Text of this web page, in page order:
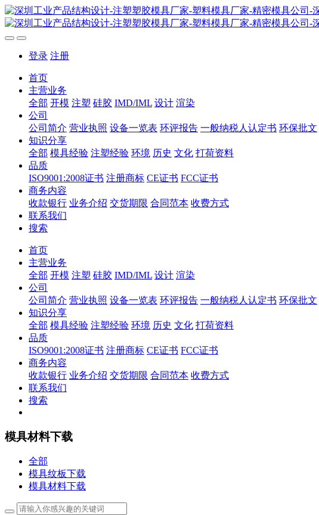
登录 注册
首页
主营业务
全部 开模 注塑 硅胶 IMD/IML 设计 渲染
公司
公司简介 营业执照 设备一览表 环评报告 一般纳税人认定书 环保批文
知识分享
全部 模具经验 注塑经验 环境 历史 文化 打荷资料
品质
ISO9001:2008证书 注册商标 CE证书 FCC证书
商务内容
收款银行 业务介绍 交货期限 合同范本 收费方式
联系我们
搜索
首页
主营业务
全部 开模 注塑 硅胶 IMD/IML 设计 渲染
公司
公司简介 营业执照 设备一览表 环评报告 一般纳税人认定书 环保批文
知识分享
全部 模具经验 注塑经验 环境 历史 文化 打荷资料
品质
ISO9001:2008证书 注册商标 CE证书 FCC证书
商务内容
收款银行 业务介绍 交货期限 合同范本 收费方式
联系我们
搜索
模具材料下载
全部
模具纹板下载
模具材料下载